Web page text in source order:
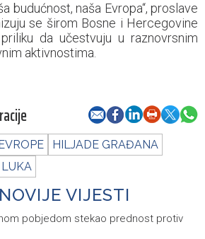
budućnost, naša Evropa“, proslave
se širom Bosne i Hercegovine
da učestvuju u raznovrsnim
aktivnostima.
HILJADE GRAĐANA
VIJESTI
pobjedom stekao prednost protiv